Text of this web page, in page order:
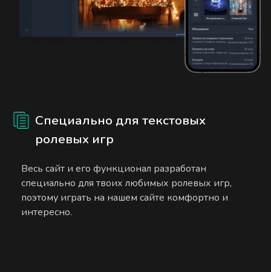
Специально для текстовых
ролевых игр
Весь сайт и его функционал разработан
специально для твоих любимых ролевых игр,
поэтому играть на нашем сайте комфортно и
интересно.